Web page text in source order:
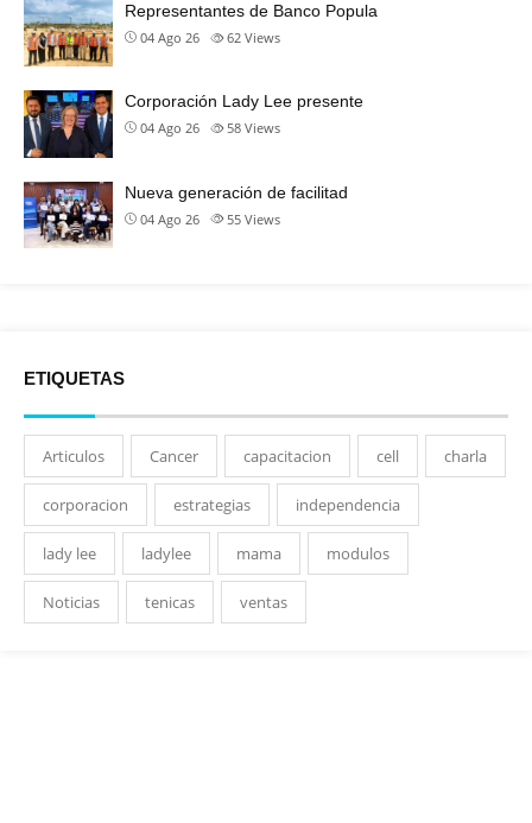
Representantes de Banco Popula
04 Ago 26 62 Views
Corporación Lady Lee presente
04 Ago 26 58 Views
Nueva generación de facilitad
04 Ago 26 55 Views
ETIQUETAS
Articulos Cancer capacitacion cell charla
corporacion estrategias independencia
lady lee ladylee mama modulos
Noticias tenicas ventas